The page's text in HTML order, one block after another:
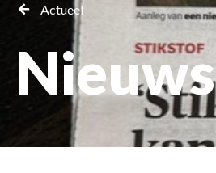
Actueel
Nieuws